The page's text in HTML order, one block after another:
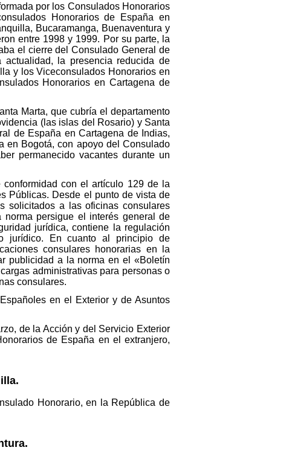
por los Consulados Honorarios
Honorarios de España en
Bucaramanga, Buenaventura y
entre 1998 y 1999. Por su parte, la
el cierre del Consulado General de
la presencia reducida de
y los Viceconsulados Honorarios en
Honorarios en Cartagena de
Marta, que cubría el departamento
(las islas del Rosario) y Santa
de España en Cartagena de Indias,
en Bogotá, con apoyo del Consulado
permanecido vacantes durante un
con el artículo 129 de la
Públicas. Desde el punto de vista de
solicitados a las oficinas consulares
persigue el interés general de
jurídica, contiene la regulación
jurídico. En cuanto al principio de
consulares honorarias en la
publicidad a la norma en el «Boletín
administrativas para personas o
consulares.
en el Exterior y de Asuntos
de la Acción y del Servicio Exterior
de España en el extranjero,
Honorario, en la República de